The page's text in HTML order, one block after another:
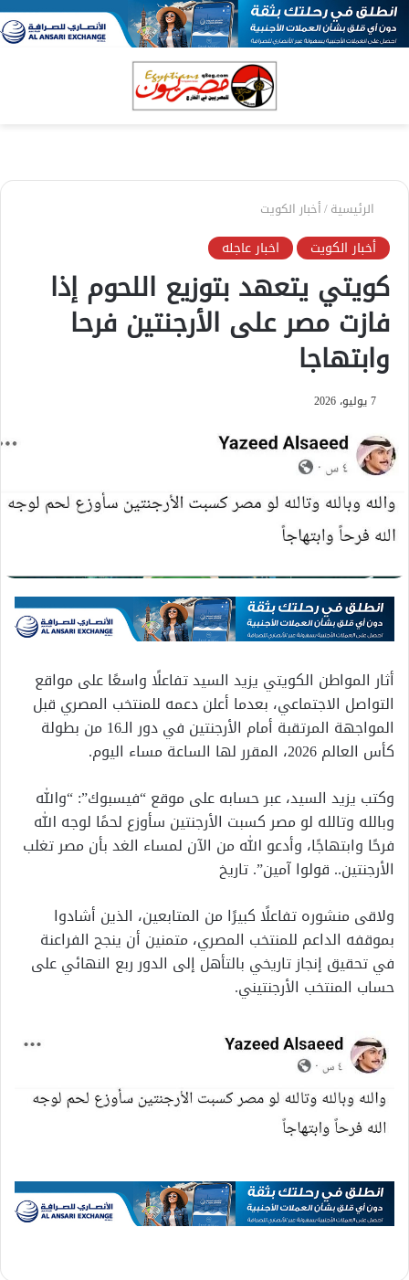
الرئيسية/أخبار الكويت
أخبار الكويت اخبار عاجله
كويتي يتعهد بتوزيع اللحوم إذا
فازت مصر على الأرجنتين فرحا
وابتهاجا
7 يوليو، 2026
أثار المواطن الكويتي يزيد السيد تفاعلًا واسعًا على مواقع
التواصل الاجتماعي، بعدما أعلن دعمه للمنتخب المصري قبل
المواجهة المرتقبة أمام الأرجنتين في دور الـ16 من بطولة
كأس العالم 2026، المقرر لها الساعة مساء اليوم.
وكتب يزيد السيد، عبر حسابه على موقع “فيسبوك”: “والله
وبالله وتالله لو مصر كسبت الأرجنتين سأوزع لحمًا لوجه الله
فرحًا وابتهاجًا، وأدعو الله من الآن لمساء الغد بأن مصر تغلب
الأرجنتين.. قولوا آمين”. تاريخ
ولاقى منشوره تفاعلًا كبيرًا من المتابعين، الذين أشادوا
بموقفه الداعم للمنتخب المصري، متمنين أن ينجح الفراعنة
في تحقيق إنجاز تاريخي بالتأهل إلى الدور ربع النهائي على
حساب المنتخب الأرجنتيني.